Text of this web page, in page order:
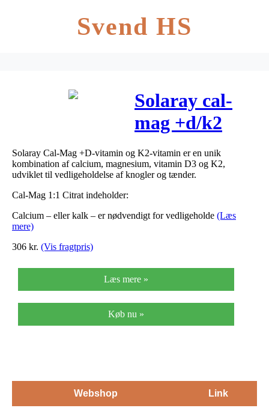
Svend HS
Solaray cal-
mag +d/k2
vitamin 240
kapsst
Solaray Cal-Mag +D-vitamin og K2-vitamin er en unik
kombination af calcium, magnesium, vitamin D3 og K2,
udviklet til vedligeholdelse af knogler og tænder.
Cal-Mag 1:1 Citrat indeholder:
Calcium – eller kalk – er nødvendigt for vedligeholde (Læs
mere)
306 kr. (Vis fragtpris)
Læs mere »
Køb nu »
Webshop Link